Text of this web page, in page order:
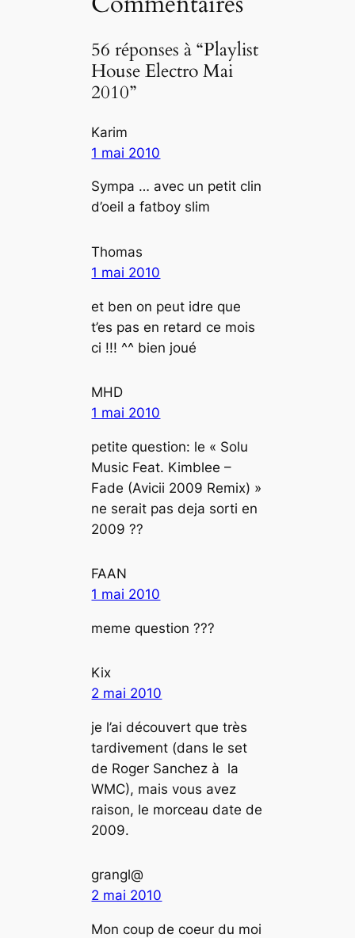
56 réponses à “Playlist
House Electro Mai
2010”
Karim
1 mai 2010
Sympa … avec un petit clin
d’oeil a fatboy slim
Thomas
1 mai 2010
et ben on peut idre que
t’es pas en retard ce mois
ci !!! ^^ bien joué
MHD
1 mai 2010
petite question: le « Solu
Music Feat. Kimblee –
Fade (Avicii 2009 Remix) »
ne serait pas deja sorti en
2009 ??
FAAN
1 mai 2010
meme question ???
Kix
2 mai 2010
je l’ai découvert que très
tardivement (dans le set
de Roger Sanchez à la
WMC), mais vous avez
raison, le morceau date de
2009.
grangl@
2 mai 2010
Mon coup de coeur du moi